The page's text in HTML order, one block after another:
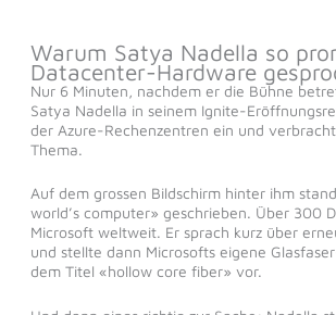
Warum Satya Nadella so
Datacenter-Hardware
Nur 6 Minuten, nachdem er die Bühne
Satya Nadella in seinem Ignite-
der Azure-Rechenzentren ein und
Thema.
Auf dem grossen Bildschirm hinter ihm
world’s computer» geschrieben. Über 300
Microsoft weltweit. Er sprach kurz über
und stellte dann Microsofts eigene
dem Titel «hollow core fiber» vor.